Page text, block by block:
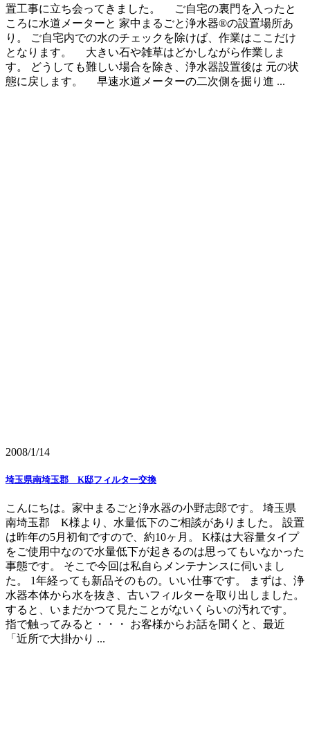
置工事に立ち会ってきました。 ご自宅の裏門を入ったと
ころに水道メーターと 家中まるごと浄水器®の設置場所あ
り。 ご自宅内での水のチェックを除けば、作業はここだけ
となります。 大きい石や雑草はどかしながら作業しま
す。 どうしても難しい場合を除き、浄水器設置後は 元の状
態に戻します。 早速水道メーターの二次側を掘り進 ...
2008/1/14
埼玉県南埼玉郡 K邸フィルター交換
こんにちは。家中まるごと浄水器の小野志郎です。 埼玉県
南埼玉郡 K様より、水量低下のご相談がありました。 設置
は昨年の5月初旬ですので、約10ヶ月。 K様は大容量タイプ
をご使用中なので水量低下が起きるのは思ってもいなかった
事態です。 そこで今回は私自らメンテナンスに伺いまし
た。 1年経っても新品そのもの。いい仕事です。 まずは、浄
水器本体から水を抜き、古いフィルターを取り出しました。
すると、いまだかつて見たことがないくらいの汚れです。
指で触ってみると・・・ お客様からお話を聞くと、最近
「近所で大掛かり ...